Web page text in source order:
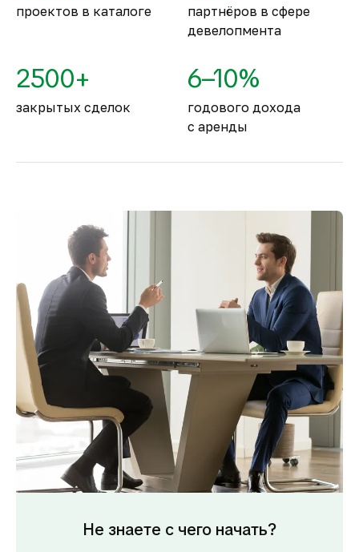
проектов в каталоге
партнёров в сфере
девелопмента
2500+
закрытых сделок
6–10%
годового дохода
с аренды
Не знаете с чего начать?